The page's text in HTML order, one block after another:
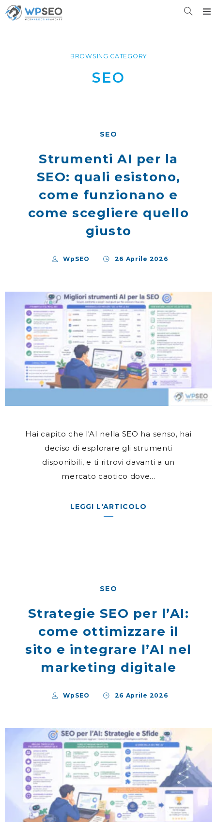
BROWSING CATEGORY
SEO
SEO
Strumenti AI per la
SEO: quali esistono,
come funzionano e
come scegliere quello
giusto
WpSEO 26 Aprile 2026
Hai capito che l'AI nella SEO ha senso, hai
deciso di esplorare gli strumenti
disponibili, e ti ritrovi davanti a un
mercato caotico dove...
LEGGI L'ARTICOLO
SEO
Strategie SEO per l’AI:
come ottimizzare il
sito e integrare l’AI nel
marketing digitale
WpSEO 26 Aprile 2026